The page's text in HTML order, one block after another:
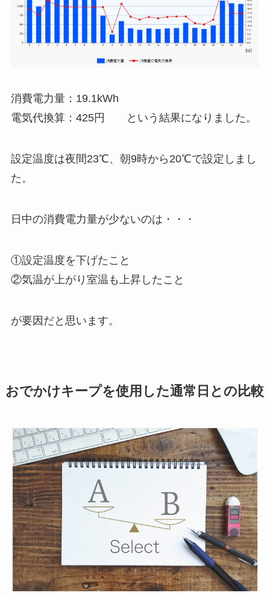
消費電力量：19.1kWh
電気代換算：425円
という結果になりました。
設定温度は夜間23℃、朝9時から20℃で設定しまし
た。
日中の消費電力量が少ないのは・・・
①設定温度を下げたこと
②気温が上がり室温も上昇したこと
が要因だと思います。
おでかけキープを使用した通常日との比較